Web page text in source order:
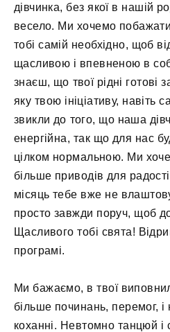
дівчинка, без якої в нашій
весело. Ми хочемо побажати
тобі самій необхідно, щоб
щасливою і впевненою в
знаєш, що твої рідні готові
яку твою ініціативу, навіть
звикли до того, що наша
енергійна, так що для нас
цілком нормальною. Ми
більше приводів для
місяць тебе вже не
просто завжди поруч, щоб
Щасливого тобі свята!
програмі.
Ми бажаємо, в твої
більше починань, перемог, і
коханні. Невтомно танцюй і